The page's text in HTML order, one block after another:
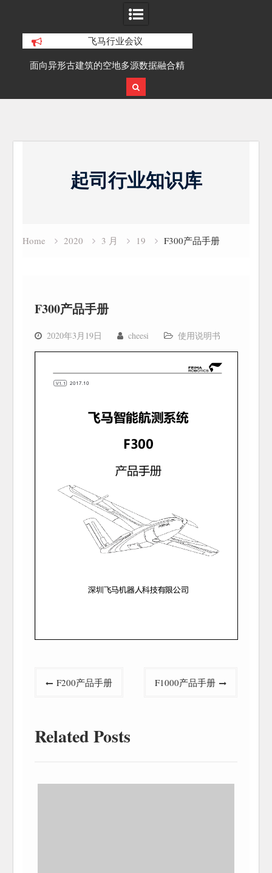
飞马行业会议
面向异形古建筑的空地多源数据融合精
细化三维重建研究
起司行业知识库
Home 2020 3 月 19 F300产品手册
F300产品手册
2020年3月19日 cheesi 使用说明书
航
F200产品手册 F1000产品手册
Related Posts